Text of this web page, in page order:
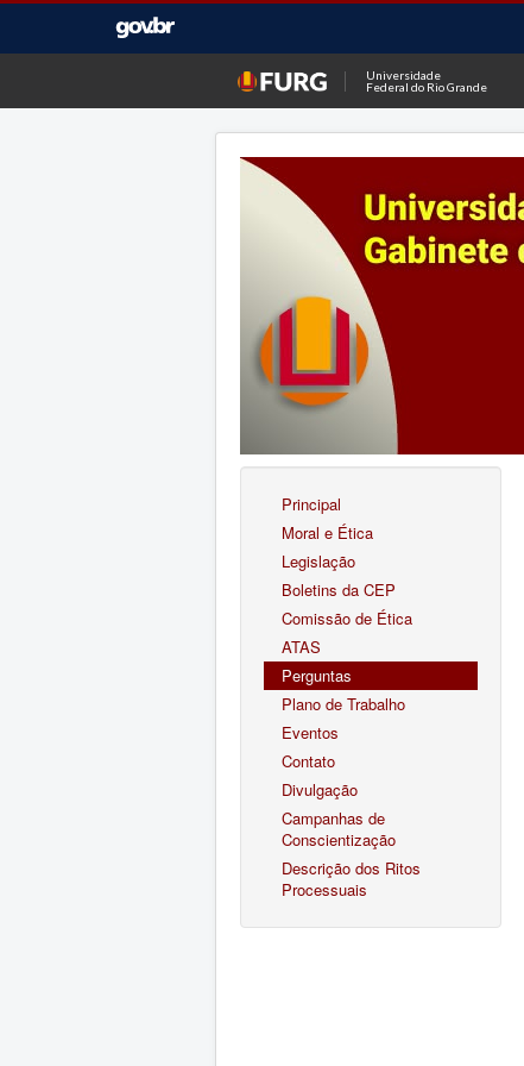
Universidade
Federal do Rio Grande
Principal
Moral e Ética
Legislação
Boletins da CEP
Comissão de Ética
ATAS
Perguntas
Plano de Trabalho
Eventos
Contato
Divulgação
Campanhas de
Conscientização
Descrição dos Ritos
Processuais